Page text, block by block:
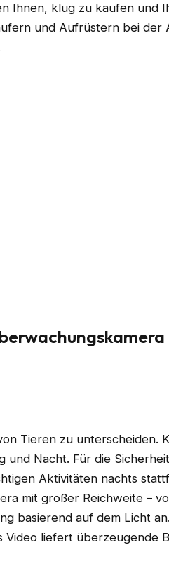
Ihnen, klug zu kaufen und
und Aufrüstern bei der
Tieren zu unterscheiden.
und Nacht. Für die
Aktivitäten nachts
mit großer Reichweite –
basierend auf dem Licht
liefert überzeugende